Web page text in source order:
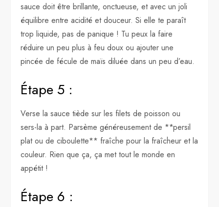
sauce doit être brillante, onctueuse, et avec un joli
équilibre entre acidité et douceur. Si elle te paraît
trop liquide, pas de panique ! Tu peux la faire
réduire un peu plus à feu doux ou ajouter une
pincée de fécule de maïs diluée dans un peu d’eau.
Étape 5 :
Verse la sauce tiède sur les filets de poisson ou
sers-la à part. Parsème généreusement de **persil
plat ou de ciboulette** fraîche pour la fraîcheur et la
couleur. Rien que ça, ça met tout le monde en
appétit !
Étape 6 :